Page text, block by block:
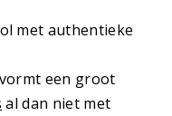
met authentieke
een groot
al dan niet met